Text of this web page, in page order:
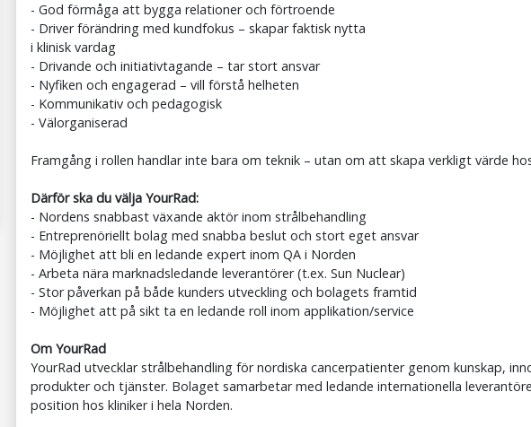
- God förmåga att bygga relationer och förtroende
- Driver förändring med kundfokus – skapar faktisk nytta
i klinisk vardag
- Drivande och initiativtagande – tar stort ansvar
- Nyfiken och engagerad – vill förstå helheten
- Kommunikativ och pedagogisk
- Välorganiserad
Framgång i rollen handlar inte bara om teknik – utan om att skapa verkligt värde
Därför ska du välja YourRad:
- Nordens snabbast växande aktör inom strålbehandling
- Entreprenöriellt bolag med snabba beslut och stort eget ansvar
- Möjlighet att bli en ledande expert inom QA i Norden
- Arbeta nära marknadsledande leverantörer (t.ex. Sun Nuclear)
- Stor påverkan på både kunders utveckling och bolagets framtid
- Möjlighet att på sikt ta en ledande roll inom applikation/service
Om YourRad
YourRad utvecklar strålbehandling för nordiska cancerpatienter genom kunskap,
produkter och tjänster. Bolaget samarbetar med ledande internationella
position hos kliniker i hela Norden.